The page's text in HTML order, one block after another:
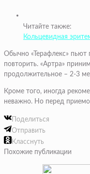
Читайте также:
Кольцевидная
Обычно «Терафлекс» пьют
повторить. «Артра»
продолжительное – 2-3
Кроме того, иногда
неважно. Но перед
Поделиться
Отправить
Класснуть
Похожие публикации